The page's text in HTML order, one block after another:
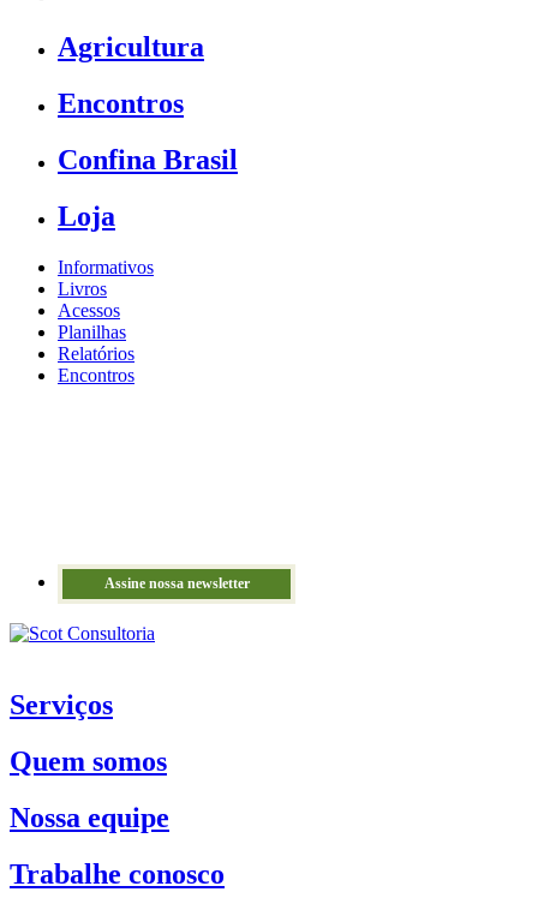
Agricultura
Encontros
Confina Brasil
Loja
Informativos
Livros
Acessos
Planilhas
Relatórios
Encontros
Assine nossa newsletter
Serviços
Quem somos
Nossa equipe
Trabalhe conosco